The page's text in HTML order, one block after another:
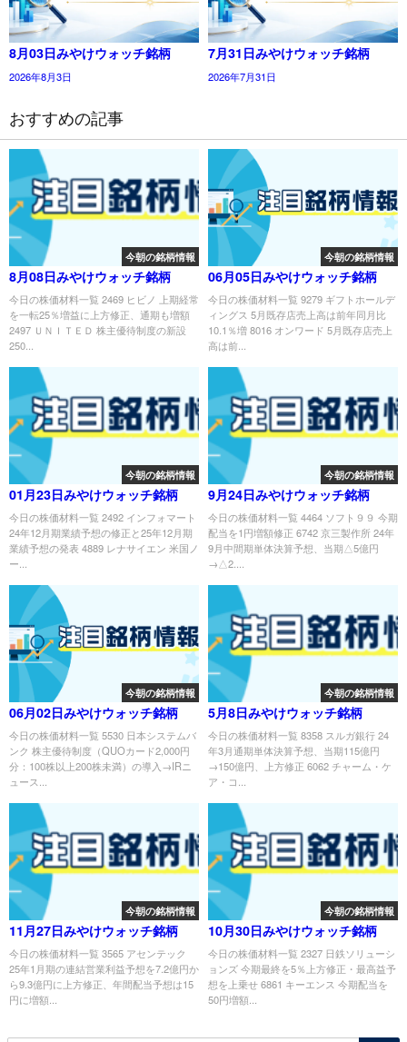
8月03日みやけウォッチ銘柄
2026年8月3日
7月31日みやけウォッチ銘柄
2026年7月31日
おすすめの記事
今朝の銘柄情報
8月08日みやけウォッチ銘柄
今日の株価材料一覧 2469 ヒビノ 上期経常
を一転25％増益に上方修正、通期も増額
2497 ＵＮＩＴＥＤ 株主優待制度の新設
250...
今朝の銘柄情報
06月05日みやけウォッチ銘柄
今日の株価材料一覧 9279 ギフトホールデ
ィングス 5月既存店売上高は前年同月比
10.1％増 8016 オンワード 5月既存店売上
高は前...
今朝の銘柄情報
01月23日みやけウォッチ銘柄
今日の株価材料一覧 2492 インフォマート
24年12月期業績予想の修正と25年12月期
業績予想の発表 4889 レナサイエン 米国ノ
ー...
今朝の銘柄情報
9月24日みやけウォッチ銘柄
今日の株価材料一覧 4464 ソフト９９ 今期
配当を1円増額修正 6742 京三製作所 24年
9月中間期単体決算予想、当期△5億円
→△2....
今朝の銘柄情報
06月02日みやけウォッチ銘柄
今日の株価材料一覧 5530 日本システムバ
ンク 株主優待制度（QUOカード2,000円
分：100株以上200株未満）の導入→IRニ
ュース...
今朝の銘柄情報
5月8日みやけウォッチ銘柄
今日の株価材料一覧 8358 スルガ銀行 24
年3月通期単体決算予想、当期115億円
→150億円、上方修正 6062 チャーム・ケ
ア・コ...
今朝の銘柄情報
11月27日みやけウォッチ銘柄
今日の株価材料一覧 3565 アセンテック
25年1月期の連結営業利益予想を7.2億円か
ら9.3億円に上方修正、年間配当予想は15
円に増額...
今朝の銘柄情報
10月30日みやけウォッチ銘柄
今日の株価材料一覧 2327 日鉄ソリューシ
ョンズ 今期最終を5％上方修正・最高益予
想を上乗せ 6861 キーエンス 今期配当を
50円増額...